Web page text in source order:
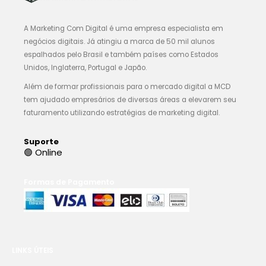
A Marketing Com Digital é uma empresa especialista em
negócios digitais. Já atingiu a marca de 50 mil alunos
espalhados pelo Brasil e também países como Estados
Unidos, Inglaterra, Portugal e Japão.
Além de formar profissionais para o mercado digital a MCD
tem ajudado empresários de diversas áreas a elevarem seu
faturamento utilizando estratégias de marketing digital.
Suporte
🟢 Online